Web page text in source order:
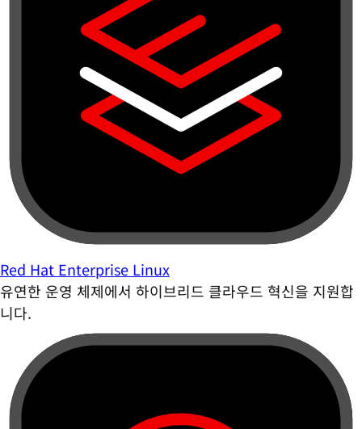
Red Hat Enterprise Linux
유연한 운영 체제에서 하이브리드 클라우드 혁신을 지원합
니다.